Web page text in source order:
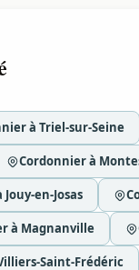
à Triel-sur-Seine
Cordonnier à
en-Josas
à Magnanville
Saint-Frédéric